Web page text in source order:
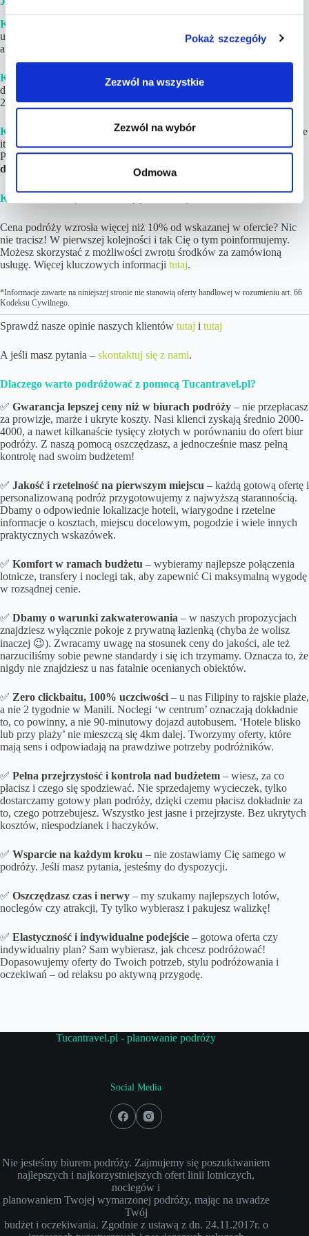
Pokaż szczegóły
Zezwól na wszystkie
Zezwól na wybór
Odmowa
Krok 1.
udział więcej niż 8 osób lub chciałbyś upewnić się, iż cena jest wciąż
aktualna – napisz do nas na kontakt@tucantravel.pl
Krok 2.
Poczekaj na gotowy Plan Podróży ze szczegółami i linkami
do rezerwacji. Zwykle
czas realizacji wynosi 1-6 h
24 h ) w dni robocze.
Krok 3. Dokonaj rezerwacjiposzczególnych elementów (loty, hotele
itd.)na podstawie linkówi opisów znajdujących się w Planie
Podróży. Jeśli tylko chcesz,noclegi możesz zapłacić nawet do kilku
dni przed wylotem!
Krok 4.
Cena podróży wzrosła więcej niż 10% od wskazanej w ofercie? Nic
nie tracisz! W pierwszej kolejności i tak Cię o tym poinformujemy.
Możesz skorzystać z możliwości zwrotu środków za zamówioną
usługę. Więcej kluczowych informacji tutaj.
*Informacje zawarte na niniejszej stronie nie stanowią oferty handlowej w rozumieniu art. 66
Kodeksu Cywilnego.
Sprawdź nasze opinie naszych klientów tutaj i tutaj
A jeśli masz pytania – skontaktuj się z nami.
Dlaczego warto podróżować z pomocą Tucantravel.pl?
✅ Gwarancja lepszej ceny niż w biurach podróży – nie przepłacasz
za prowizje, marże i ukryte koszty. Nasi klienci zyskają średnio 2000-
4000, a nawet kilkanaście tysięcy złotych w porównaniu do ofert biur
podróży. Z naszą pomocą oszczędzasz, a jednocześnie masz pełną
kontrolę nad swoim budżetem!
✅ Jakość i rzetelność na pierwszym miejscu – każdą gotową ofertę i
personalizowaną podróż przygotowujemy z najwyższą starannością.
Dbamy o odpowiednie lokalizacje hoteli, wiarygodne i rzetelne
informacje o kosztach, miejscu docelowym, pogodzie i wiele innych
praktycznych wskazówek.
✅ Komfort w ramach budżetu – wybieramy najlepsze połączenia
lotnicze, transfery i noclegi tak, aby zapewnić Ci maksymalną wygodę
w rozsądnej cenie.
✅ Dbamy o warunki zakwaterowania – w naszych propozycjach
znajdziesz wyłącznie pokoje z prywatną łazienką (chyba że wolisz
inaczej 😉). Zwracamy uwagę na stosunek ceny do jakości, ale też
narzuciliśmy sobie pewne standardy i się ich trzymamy. Oznacza to, że
nigdy nie znajdziesz u nas fatalnie ocenianych obiektów.
✅ Zero clickbaitu, 100% uczciwości – u nas Filipiny to rajskie plaże,
a nie 2 tygodnie w Manili. Noclegi ‘w centrum’ oznaczają dokładnie
to, co powinny, a nie 90-minutowy dojazd autobusem. ‘Hotele blisko
lub przy plaży’ nie mieszczą się 4km dalej. Tworzymy oferty, które
mają sens i odpowiadają na prawdziwe potrzeby podróżników.
✅ Pełna przejrzystość i kontrola nad budżetem – wiesz, za co
płacisz i czego się spodziewać. Nie sprzedajemy wycieczek, tylko
dostarczamy gotowy plan podróży, dzięki czemu płacisz dokładnie za
to, czego potrzebujesz. Wszystko jest jasne i przejrzyste. Bez ukrytych
kosztów, niespodzianek i haczyków.
✅ Wsparcie na każdym kroku – nie zostawiamy Cię samego w
podróży. Jeśli masz pytania, jesteśmy do dyspozycji.
✅ Oszczędzasz czas i nerwy – my szukamy najlepszych lotów,
noclegów czy atrakcji, Ty tylko wybierasz i pakujesz walizkę!
✅ Elastyczność i indywidualne podejście – gotowa oferta czy
indywidualny plan? Sam wybierasz, jak chcesz podróżować!
Dopasowujemy oferty do Twoich potrzeb, stylu podróżowania i
oczekiwań – od relaksu po aktywną przygodę.
Tucantravel.pl - planowanie podróży
Social Media
Nie jesteśmy biurem podróży. Zajmujemy się poszukiwaniem
najlepszych i najkorzystniejszych ofert linii lotniczych,
noclegów i
planowaniem Twojej wymarzonej podróży, mając na uwadze
Twój
budżet i oczekiwania. Zgodnie z ustawą z dn. 24.11.2017r. o